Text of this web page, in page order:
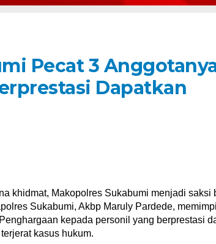
Pecat 3
Dapatkan
khidmat, Makopolres Sukabumi menjadi saksi
Sukabumi, Akbp Maruly Pardede,
kepada personil yang berprestasi
kasus hukum.